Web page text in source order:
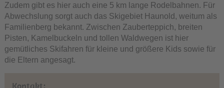
Zudem gibt es hier auch eine 5 km lange Rodelbahnen. Für
Abwechslung sorgt auch das Skigebiet Haunold, weitum als
Familienberg bekannt. Zwischen Zauberteppich, breiten
Pisten, Kamelbuckeln und tollen Waldwegen ist hier
gemütliches Skifahren für kleine und größere Kids sowie für
die Eltern angesagt.